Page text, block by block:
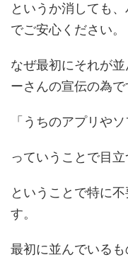
というか消しても
でご安心ください。
なぜ最初にそれが
ーさんの宣伝の為で
「うちのアプリや
っていうことで目立
ということで特に
す。
最初に並んでいる